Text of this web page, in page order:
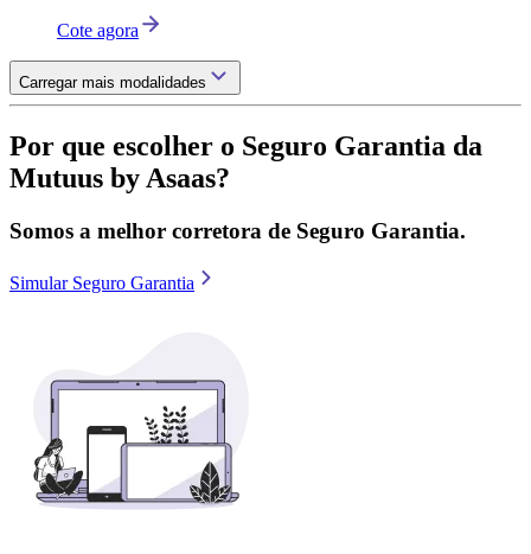
Cote agora
Carregar mais modalidades
Por que escolher o Seguro Garantia da
Mutuus by Asaas?
Somos a melhor corretora de Seguro Garantia.
Simular Seguro Garantia